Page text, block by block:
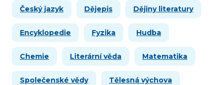
Český jazyk Dějepis Dějiny literatury
Encyklopedie Fyzika Hudba
Chemie Literární věda Matematika
Společenské vědy Tělesná výchova